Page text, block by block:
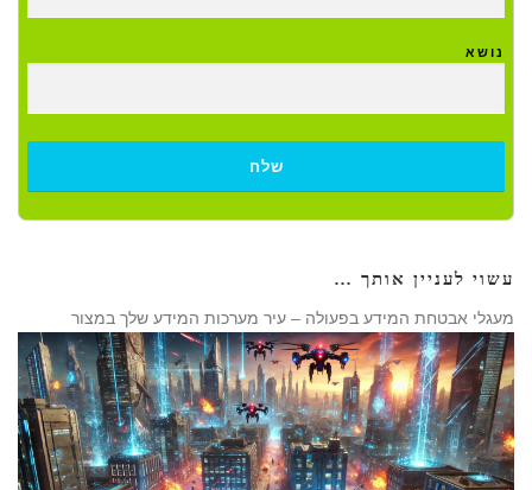
נושא
עשוי לעניין אותך …
מעגלי אבטחת המידע בפעולה – עיר מערכות המידע שלך במצור